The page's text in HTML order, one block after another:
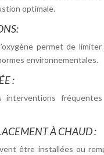
optimale.
permet de
environnementales.
:
interventions
À CHAUD :
être installées ou